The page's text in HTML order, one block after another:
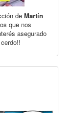
de Martín
que nos
asegurado